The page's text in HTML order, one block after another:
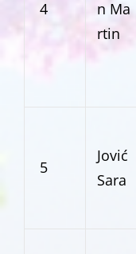
4
n Ma
rtin
5
Jović
Sara